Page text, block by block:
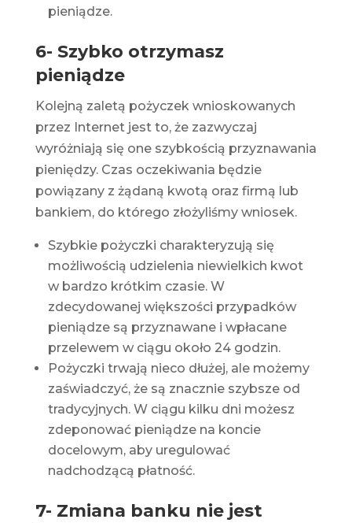
pieniądze.
6- Szybko otrzymasz
pieniądze
Kolejną zaletą pożyczek wnioskowanych
przez Internet jest to, że zazwyczaj
wyróżniają się one szybkością przyznawania
pieniędzy. Czas oczekiwania będzie
powiązany z żądaną kwotą oraz firmą lub
bankiem, do którego złożyliśmy wniosek.
Szybkie pożyczki charakteryzują się
możliwością udzielenia niewielkich kwot
w bardzo krótkim czasie. W
zdecydowanej większości przypadków
pieniądze są przyznawane i wpłacane
przelewem w ciągu około 24 godzin.
Pożyczki trwają nieco dłużej, ale możemy
zaświadczyć, że są znacznie szybsze od
tradycyjnych. W ciągu kilku dni możesz
zdeponować pieniądze na koncie
docelowym, aby uregulować
nadchodzącą płatność.
7- Zmiana banku nie jest